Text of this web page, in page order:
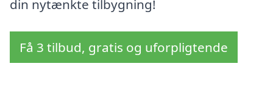
din nytænkte tilbygning!
Få 3 tilbud, gratis og uforpligtende